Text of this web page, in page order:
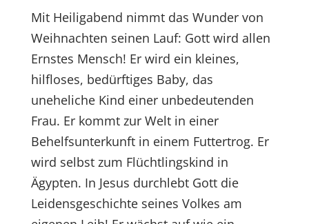
Mit Heiligabend nimmt das Wunder von
Weihnachten seinen Lauf: Gott wird allen
Ernstes Mensch! Er wird ein kleines,
hilfloses, bedürftiges Baby, das
uneheliche Kind einer unbedeutenden
Frau. Er kommt zur Welt in einer
Behelfsunterkunft in einem Futtertrog. Er
wird selbst zum Flüchtlingskind in
Ägypten. In Jesus durchlebt Gott die
Leidensgeschichte seines Volkes am